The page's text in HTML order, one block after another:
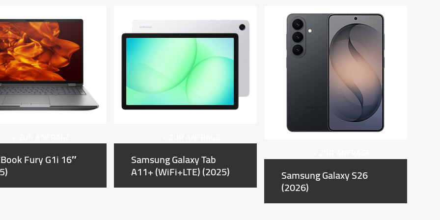
Fury G1i 16″ Samsung Galaxy Tab
A11+ (WiFi+LTE) (2025) Samsung Galaxy S26
(2026)